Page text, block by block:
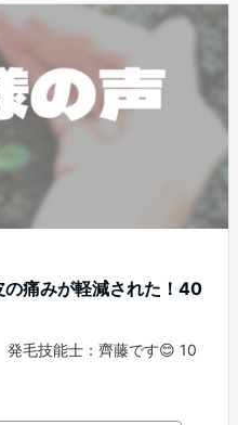
の痛みが軽減された！40
毛技能士：齊藤です😊 10